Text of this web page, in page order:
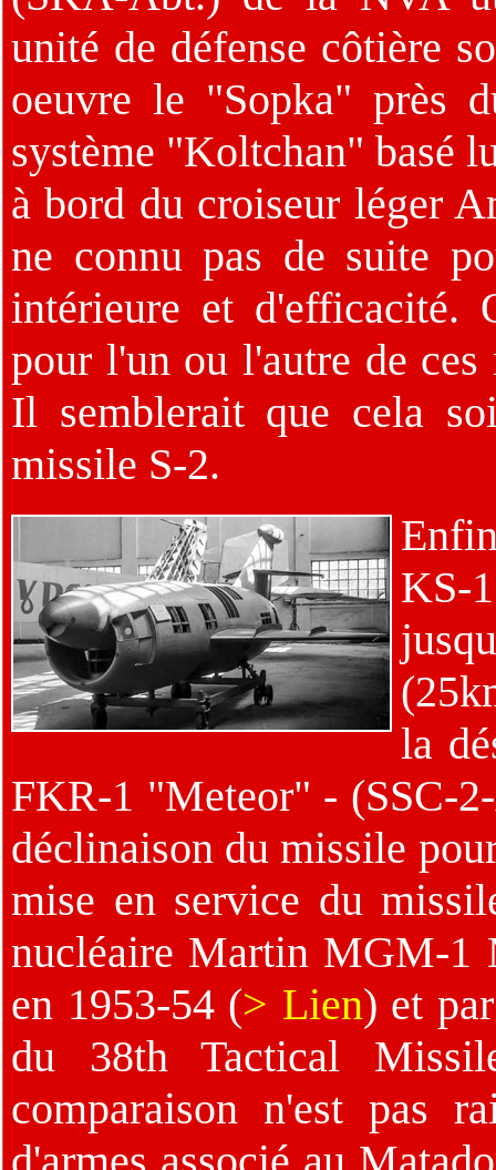
unité de défense côtière
oeuvre le "Sopka" près
système "Koltchan" basé
à bord du croiseur léger
ne connu pas de suite
intérieure et d'efficacité.
pour l'un ou l'autre de
Il semblerait que cela
missile S-2.
KS-
la
FKR-1 "Meteor" - (SSC-
déclinaison du missile
mise en service du
nucléaire Martin MGM-1
en 1953-54 (> Lien) et
du 38th Tactical
comparaison n'est pas